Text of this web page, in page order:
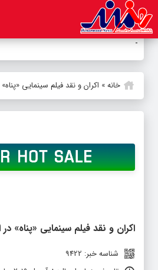
آلبوم-
خانه» اکران و نقد فیلم سینمایی
اکران و نقد فیلم سینمایی «پناه»
شناسه خبر: 9422